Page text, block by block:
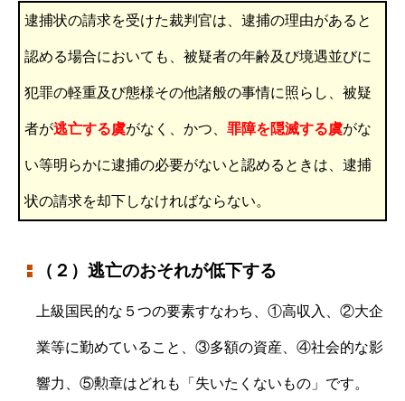
逮捕状の請求を受けた裁判官は、逮捕の理由があると
認める場合においても、被疑者の年齢及び境遇並びに
犯罪の軽重及び態様その他諸般の事情に照らし、被疑
者が逃亡する虞がなく、かつ、 罪障を隠滅する虞がな
い等明らかに逮捕の必要がないと認めるときは、逮捕
状の請求を却下しなければならない。
（２）逃亡のおそれが低下する
上級国民的な５つの要素すなわち、①高収入、②大企
業等に勤めていること、③多額の資産、④社会的な影
響力、⑤勲章はどれも「失いたくないもの」です。